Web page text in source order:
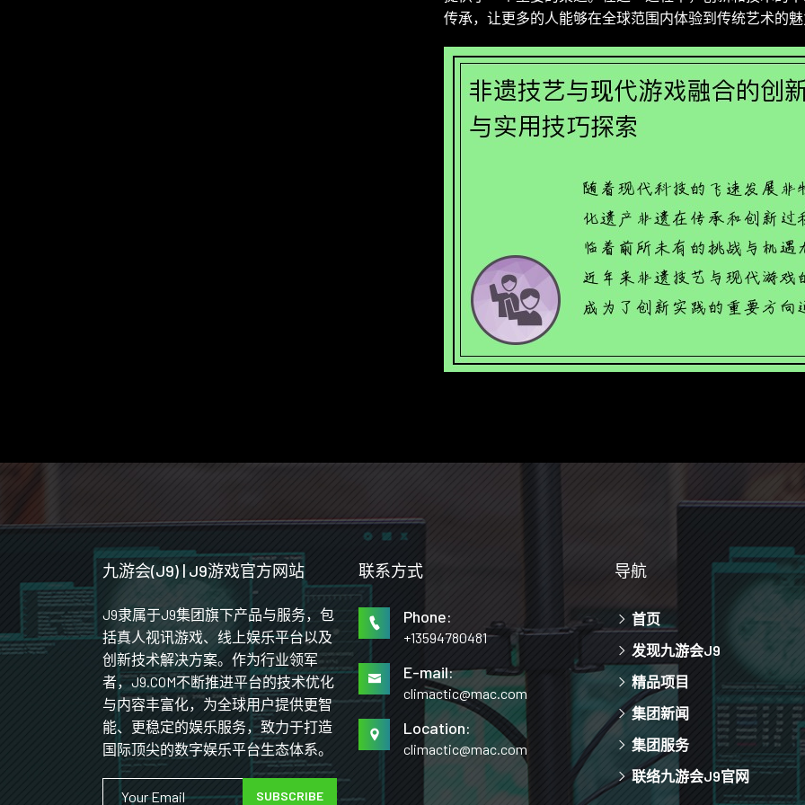
传承，让更多的人能够在全球范围内体验到传统艺术的
九游会(J9) | J9游戏官方网站
J9隶属于J9集团旗下产品与服务，包
括真人视讯游戏、线上娱乐平台以及
创新技术解决方案。作为行业领军
者，J9.COM不断推进平台的技术优化
与内容丰富化，为全球用户提供更智
能、更稳定的娱乐服务，致力于打造
国际顶尖的数字娱乐平台生态体系。
SUBSCRIBE
联系方式
Phone:
+13594780481
E-mail:
climactic@mac.com
Location:
climactic@mac.com
导航
首页
发现九游会J9
精品项目
集团新闻
集团服务
联络九游会J9官网